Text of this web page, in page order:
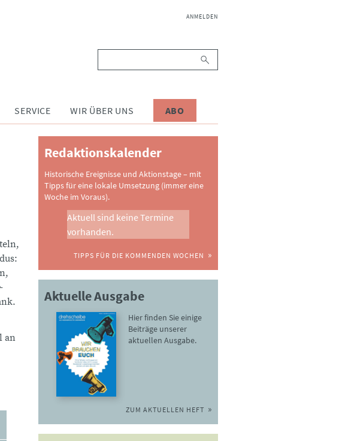
NAVIGATION
ANMELDEN
SERVICE WIR ÜBER UNS ABO
-
an
Redaktionskalender
Historische Ereignisse und Aktionstage – mit
Tipps für eine lokale Umsetzung (immer eine
Woche im Voraus).
Aktuell sind keine Termine
vorhanden.
TIPPS FÜR DIE KOMMENDEN WOCHEN
Aktuelle Ausgabe
Hier finden Sie einige
Beiträge unserer
aktuellen Ausgabe.
ZUM AKTUELLEN HEFT